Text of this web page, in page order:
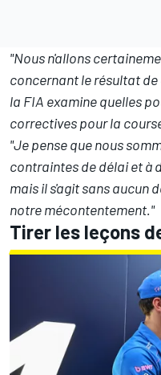
"Nous n'allons
concernant le résultat de
la FIA examine quelles
correctives pour la
"Je pense que nous
contraintes de délai et à
mais il s'agit sans aucun
notre mécontentement."
Tirer les leçons